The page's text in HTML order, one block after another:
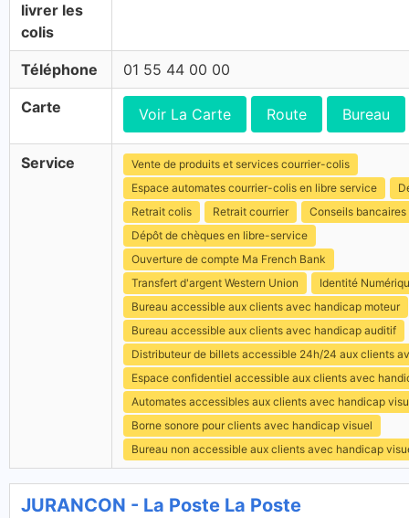
livrer les
colis
Téléphone 01 55 44 00 00
Carte Voir La Carte Route Bureau
Service
Vente de produits et services courrier-colis
Espace automates courrier-colis en libre service
Retrait colis
Retrait courrier
Conseils bancaires
Dépôt de chèques en libre-service
Ouverture de compte Ma French Bank
Transfert d'argent Western Union
Identité
Bureau accessible aux clients avec handicap moteur
Bureau accessible aux clients avec handicap auditif
Distributeur de billets accessible 24h/24 aux clients
Espace confidentiel accessible aux clients avec
Automates accessibles aux clients avec handicap
Borne sonore pour clients avec handicap visuel
Bureau non accessible aux clients avec handicap
JURANCON - La Poste La Poste